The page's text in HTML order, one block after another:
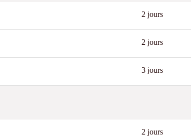
2 jours
2 jours
3 jours
2 jours